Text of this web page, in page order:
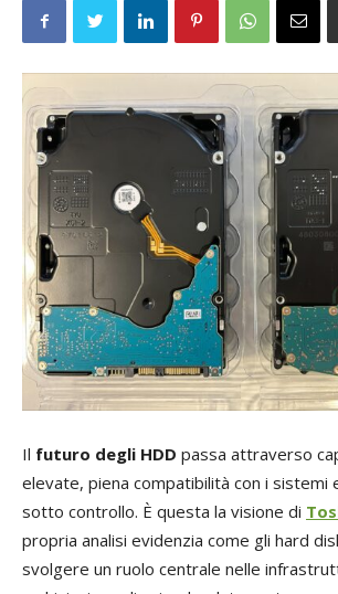
Il futuro degli HDD passa attraverso
elevate, piena compatibilità con i sistemi
sotto controllo. È questa la visione di
propria analisi evidenzia come gli hard
svolgere un ruolo centrale nelle